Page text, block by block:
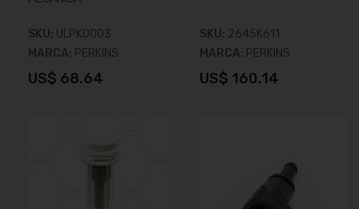
SKU: ULPK0003
MARCA: PERKINS
US$ 68.64
SKU: 2645K611
MARCA: PERKINS
US$ 160.14